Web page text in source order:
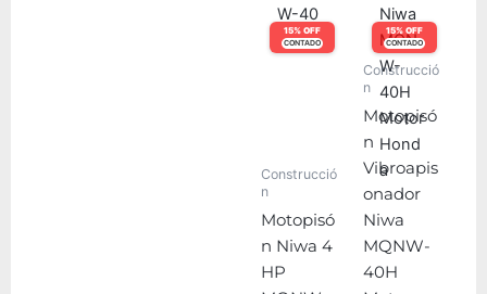
15% OFF
CONTADO
Construcció
n
Motopisó
n Niwa 4
HP
15% OFF
CONTADO
Construcció
n
Motopisó
n
Vibroapis
onador
Niwa
MQNW-
40H